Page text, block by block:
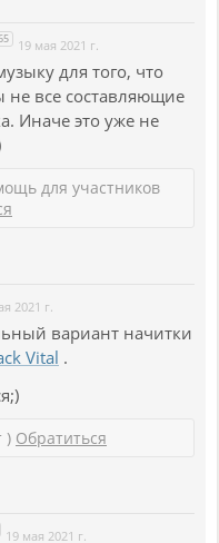
19 мая 2021 г.
для того, что
не все составляющие
Иначе это уже не
для участников
2021 г.
вариант начитки
Vital .
) Обратиться
19 мая 2021 г.